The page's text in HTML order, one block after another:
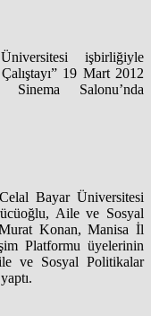
işbirliğiyle
19 Mart 2012
Salonu’nda
Bayar Üniversitesi
Aile ve Sosyal
Konan, Manisa İl
Platformu üyelerinin
ve Sosyal Politikalar